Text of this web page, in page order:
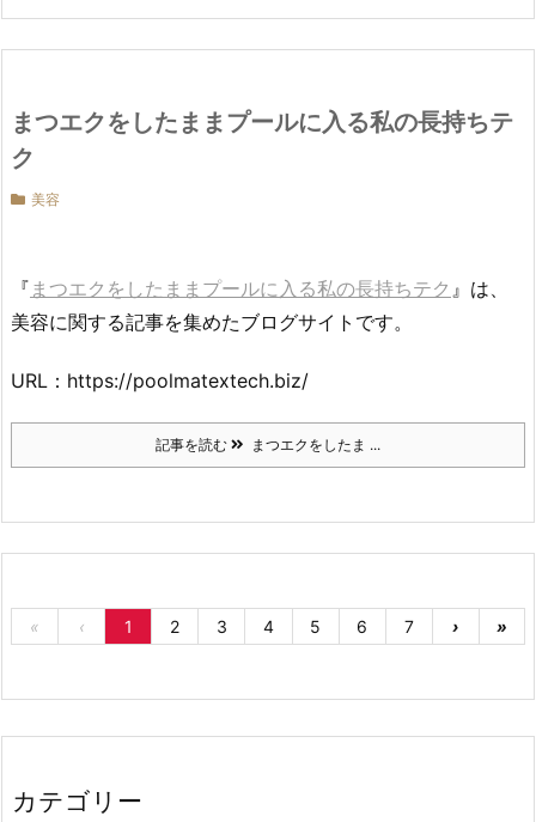
まつエクをしたままプールに入る私の長持ちテ
ク
美容
『 まつエクをしたままプールに入る私の長持ちテク 』は、
美容に関する記事を集めたブログサイトです。
URL：https://poolmatextech.biz/
記事を読む まつエクをしたま ...
« ‹ 1 2 3 4 5 6 7 › »
カテゴリー